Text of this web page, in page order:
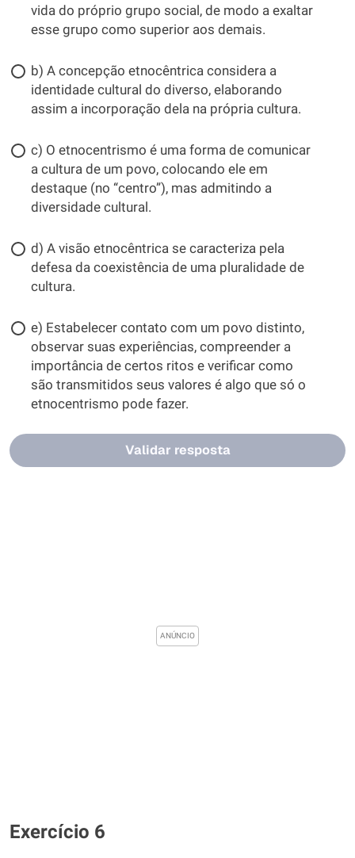
vida do próprio grupo social, de modo a exaltar
esse grupo como superior aos demais.
b) A concepção etnocêntrica considera a
identidade cultural do diverso, elaborando
assim a incorporação dela na própria cultura.
c) O etnocentrismo é uma forma de comunicar
a cultura de um povo, colocando ele em
destaque (no “centro”), mas admitindo a
diversidade cultural.
d) A visão etnocêntrica se caracteriza pela
defesa da coexistência de uma pluralidade de
cultura.
e) Estabelecer contato com um povo distinto,
observar suas experiências, compreender a
importância de certos ritos e verificar como
são transmitidos seus valores é algo que só o
etnocentrismo pode fazer.
Validar resposta
Exercício 6